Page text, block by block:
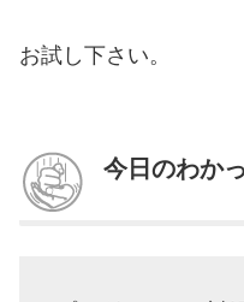
お試し下さい。
今日のわか